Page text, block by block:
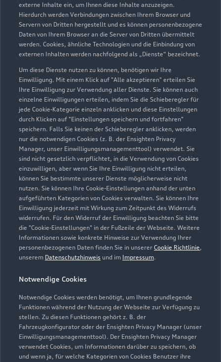
externe Inhalte ein, um Ihnen diese Inhalte anzuzeigen.
Hierdurch werden Verbindungen zwischen Ihrem Browser und
Servern von Dritten hergestellt und es können personenbezogene
Daten von Ihrem Browser an die Server von Dritten übermittelt
werden. Cookies, ähnliche Technologien und die Einbindung von
externen Inhalten werden nachfolgend als „Dienste“ bezeichnet.
Um diese Dienste nutzen zu können, benötigen wir Ihre
Einwilligung. Mit einem Klick auf "Alle akzeptieren" erteilen Sie
Ihre Einwilligung zur Verwendung aller Dienste. Sie können auch
einzelne Einwilligungen erteilen, indem Sie die Schieberegler für
jede Cookie-Kategorie einzeln anklicken und diese Einstellungen
durch Klicken auf "Einstellungen speichern und fortfahren"
speichern. Falls Sie keinen der Schieberegler anklicken, werden
nur die notwendigen Cookies (z. B. der Ensighten Privacy
Manager, unser Einwilligungsmanagementtool) verwendet. Sie
sind nicht gesetzlich verpflichtet, in die Verwendung von Cookies
einzuwilligen, aber wenn Sie Ihre Einwilligung nicht erteilen,
können Sie bestimmte unserer Dienste möglicherweise nicht
nutzen. Sie können Ihre Cookie-Einstellungen anhand der unten
aufgeführten Kategorien von Cookies verwalten. Sie können Ihre
Einwilligung jederzeit mit Wirkung zum Zeitpunkt des Widerrufs
widerrufen. Für den Widerruf der Einwilligung beachten Sie bitte
die "Cookie-Einstellungen" in der Fußzeile der Webseite. Weitere
Informationen sowie konkrete Hinweise zur Verwendung Ihrer
personenbezogenen Daten finden Sie in unserer Cookie Richtlinie,
unserem Datenschutzhinweis und im Impressum.
Notwendige Cookies
Notwendige Cookies werden benötigt, um Ihnen grundlegende
Funktionen während der Nutzung der Webseite zur Verfügung zu
stellen. Zu diesen Funktionen gehört z. B. der
Fahrzeugkonfigurator oder der Ensighten Privacy Manager (unser
Einwilligungsmanagementtool). Der Ensighten Privacy Manager
verwendet Cookies, um Informationen darüber zu speichern, ob
und wenn ja, für welche Kategorien von Cookies Benutzer ihre
Land-Weg 1
06526 Sangerhausen
03464 27320
autohaus@autohaus-schlesiger.de
Kontaktdaten herunterladen
Öffnungszeiten
Service
Geschlossen,öffnet amMontag 07:00
Teile- & Zubehörverkauf
Geschlossen,öffnet am Montag 07:00
Zurück nach oben